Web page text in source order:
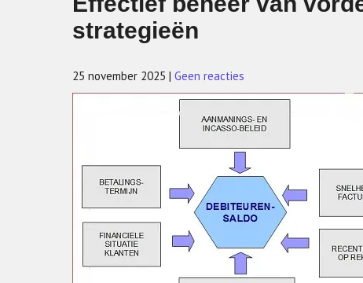
strategieën
25 november 2025 | Geen reacties